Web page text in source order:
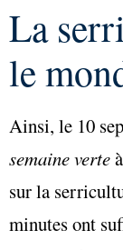
La
le
Ainsi, le 10
semaine verte
sur la
minutes ont